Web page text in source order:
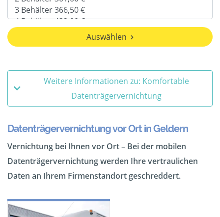
Auswählen
Weitere Informationen zu: Komfortable
Datenträgervernichtung
Datenträgervernichtung vor Ort in Geldern
Vernichtung bei Ihnen vor Ort – Bei der mobilen
Datenträgervernichtung werden Ihre vertraulichen
Daten an Ihrem Firmenstandort geschreddert.